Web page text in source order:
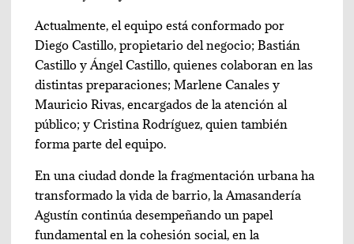
Actualmente, el equipo está conformado por
Diego Castillo, propietario del negocio; Bastián
Castillo y Ángel Castillo, quienes colaboran en las
distintas preparaciones; Marlene Canales y
Mauricio Rivas, encargados de la atención al
público; y Cristina Rodríguez, quien también
forma parte del equipo.
En una ciudad donde la fragmentación urbana ha
transformado la vida de barrio, la Amasandería
Agustín continúa desempeñando un papel
fundamental en la cohesión social, en la